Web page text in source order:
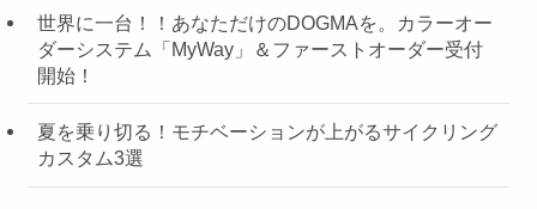
世界に一台！！あなただけのDOGMAを。カラーオー
ダーシステム「MyWay」＆ファーストオーダー受付
開始！
夏を乗り切る！モチベーションが上がるサイクリング
カスタム3選